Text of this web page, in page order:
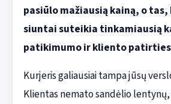
pasiūlo mažiausią kainą, o
siuntai suteikia tinkamiausią
patikimumo ir kliento
Kurjeris galiausiai tampa jūsų
Klientas nemato sandėlio